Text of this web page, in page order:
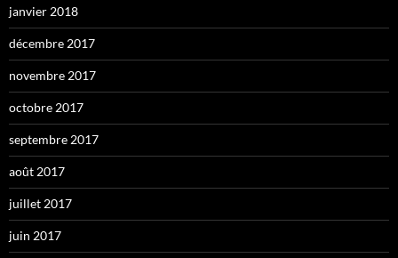
janvier 2018
décembre 2017
novembre 2017
octobre 2017
septembre 2017
août 2017
juillet 2017
juin 2017